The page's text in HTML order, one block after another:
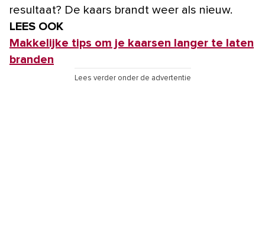
resultaat? De kaars brandt weer als nieuw.
LEES OOK
Makkelijke tips om je kaarsen langer te laten
branden
Lees verder onder de advertentie